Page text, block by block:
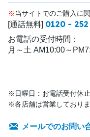
※当サイトでのご購入に
[通話無料] 0120 -
お電話の受付時間：
月～土 AM10:00～
※日曜日：お電話受付休止
※各店舗は営業しておりま
メールでのお問い